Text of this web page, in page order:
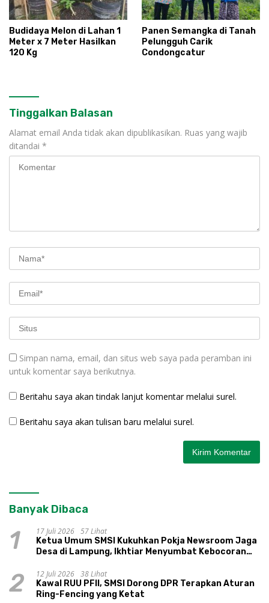
Budidaya Melon di Lahan 1
Meter x 7 Meter Hasilkan
120 Kg
Panen Semangka di Tanah
Pelungguh Carik
Condongcatur
Tinggalkan Balasan
Alamat email Anda tidak akan dipublikasikan. Ruas yang wajib
ditandai *
Simpan nama, email, dan situs web saya pada peramban ini
untuk komentar saya berikutnya.
Beritahu saya akan tindak lanjut komentar melalui surel.
Beritahu saya akan tulisan baru melalui surel.
Banyak Dibaca
1 17 Juli 2026 57 Lihat
Ketua Umum SMSI Kukuhkan Pokja Newsroom Jaga
Desa di Lampung, Ikhtiar Menyumbat Kebocoran
2 12 Juli 2026 38 Lihat
Kawal RUU PFII, SMSI Dorong DPR Terapkan Aturan
Ring-Fencing yang Ketat